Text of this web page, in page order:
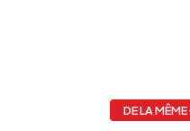
DE LA